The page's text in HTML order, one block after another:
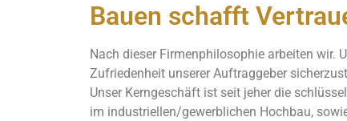
Bauen schafft
Nach dieser Firmenphilosophie arbeiten wir.
Zufriedenheit unserer Auftraggeber
Unser Kerngeschäft ist seit jeher die
im industriellen/gewerblichen Hochbau,